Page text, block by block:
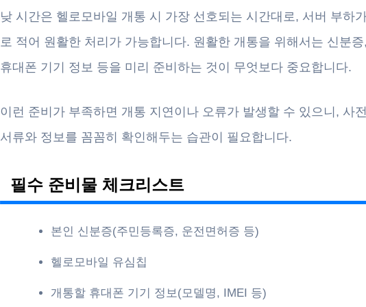
낮 시간은 헬로모바일 개통 시 가장 선호되는 시간대로, 서버 부하
로 적어 원활한 처리가 가능합니다. 원활한 개통을 위해서는 신분
휴대폰 기기 정보 등을 미리 준비하는 것이 무엇보다 중요합니다.
이런 준비가 부족하면 개통 지연이나 오류가 발생할 수 있으니, 사
서류와 정보를 꼼꼼히 확인해두는 습관이 필요합니다.
필수 준비물 체크리스트
본인 신분증(주민등록증, 운전면허증 등)
헬로모바일 유심칩
개통할 휴대폰 기기 정보(모델명, IMEI 등)